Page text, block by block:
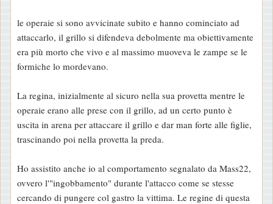
le operaie si sono avvicinate subito e hanno cominciato ad
attaccarlo, il grillo si difendeva debolmente ma obiettivamente
era più morto che vivo e al massimo muoveva le zampe se le
formiche lo mordevano.
La regina, inizialmente al sicuro nella sua provetta mentre le
operaie erano alle prese con il grillo, ad un certo punto è
uscita in arena per attaccare il grillo e dar man forte alle figlie,
trascinando poi nella provetta la preda.
Ho assistito anche io al comportamento segnalato da Mass22,
ovvero l'"ingobbamento" durante l'attacco come se stesse
cercando di pungere col gastro la vittima. Le regine di questa